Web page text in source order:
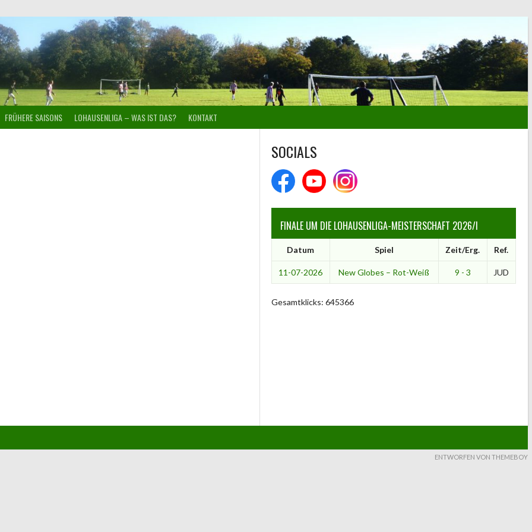
FRÜHERE SAISONS LOHAUSENLIGA – WAS IST DAS? KONTAKT
SOCIALS
FINALE UM DIE LOHAUSENLIGA-MEISTERSCHAFT 2026/I
Datum Spiel Zeit/Erg. Ref.
11-07-2026 New Globes – Rot-Weiß 9 - 3 JUD
Gesamtklicks: 645366
ENTWORFEN VON THEMEBOY